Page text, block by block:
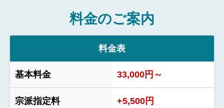
料金のご案内
料金表
基本料金 33,000円～
宗派指定料 +5,500円